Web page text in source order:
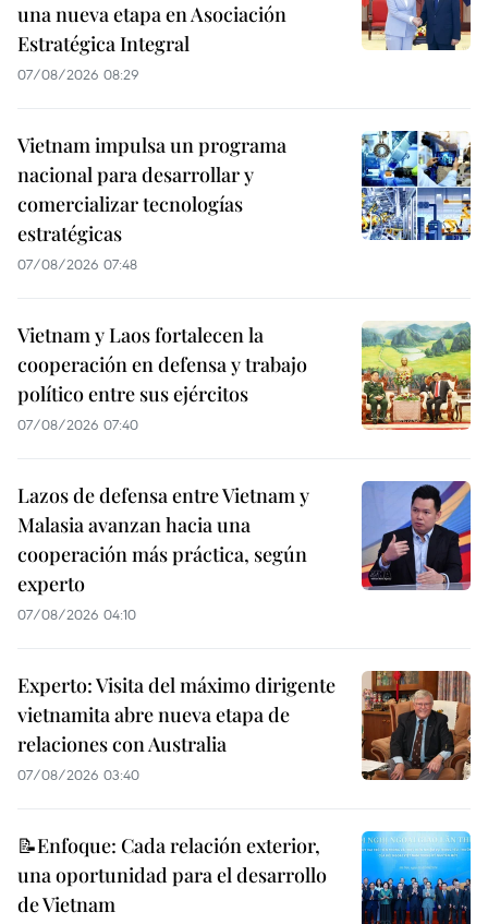
una nueva etapa en Asociación
Estratégica Integral
07/08/2026 08:29
Vietnam impulsa un programa
nacional para desarrollar y
comercializar tecnologías
estratégicas
07/08/2026 07:48
Vietnam y Laos fortalecen la
cooperación en defensa y trabajo
político entre sus ejércitos
07/08/2026 07:40
Lazos de defensa entre Vietnam y
Malasia avanzan hacia una
cooperación más práctica, según
experto
07/08/2026 04:10
Experto: Visita del máximo dirigente
vietnamita abre nueva etapa de
relaciones con Australia
07/08/2026 03:40
📝Enfoque: Cada relación exterior,
una oportunidad para el desarrollo
de Vietnam